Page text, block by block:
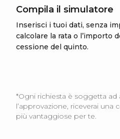
Compila il simulatore
Inserisci i tuoi dati, senza
calcolare la rata o l’importo
cessione del quinto.
*Ogni richiesta è soggetta
l’approvazione, riceverai
più vantaggiose per te.